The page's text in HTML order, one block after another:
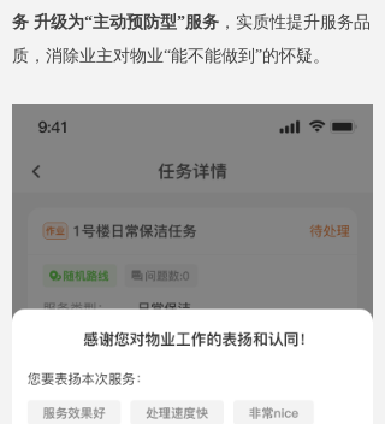
务 升级为“主动预防型”服务 ，实质性提升服务品
质，消除业主对物业“能不能做到”的怀疑。